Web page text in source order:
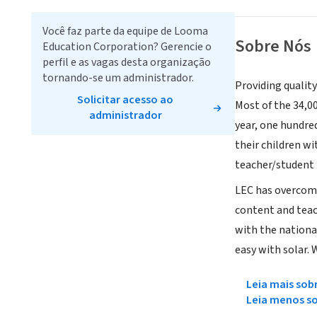
Sobre Nós
Providing
Most of the
year, one
their children
teacher/
LEC has
content and
with the
easy with solar.
Leia mais
Leia menos
Você faz parte da equipe de Looma
Education Corporation? Gerencie o
perfil e as vagas desta organização
tornando-se um administrador.
Solicitar acesso ao
administrador